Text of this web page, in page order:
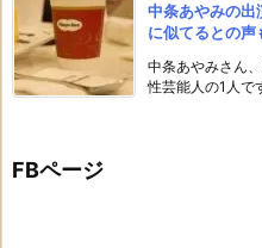
中条あやみの出
に似てるとの声
中条あやみさん
性芸能人の1人で
FBページ